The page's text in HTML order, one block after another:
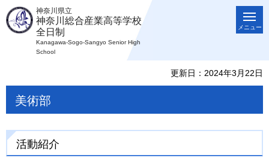
神奈川県立
神奈川総合産業高等学校
全日制
Kanagawa-Sogo-Sangyo Senior High
School
メニュー
更新日：2024年3月22日
美術部
活動紹介